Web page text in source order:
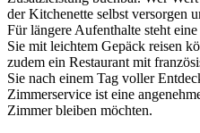
der Kitchenette selbst versorgen
Für längere Aufenthalte steht
Sie mit leichtem Gepäck reisen
zudem ein Restaurant mit
Sie nach einem Tag voller
Zimmerservice ist eine
Zimmer bleiben möchten.